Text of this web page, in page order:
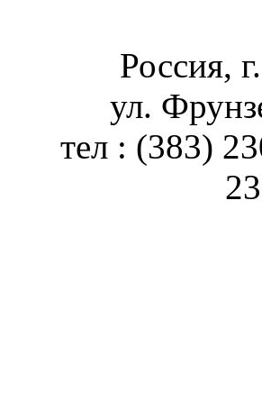
Россия,
ул.
тел : (383)